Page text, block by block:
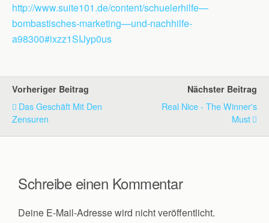
http://www.suite101.de/content/schuelerhilfe—
bombastisches-marketing—und-nachhilfe-
a98300#ixzz1SIJyp0us
Vorheriger Beitrag
Das Geschäft Mit Den
Zensuren
Nächster Beitrag
Real Nice - The Winner's
Must
Schreibe einen Kommentar
Deine E-Mail-Adresse wird nicht veröffentlicht.